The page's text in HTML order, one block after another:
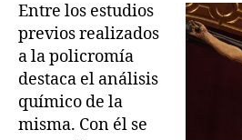
Entre los estudios
previos realizados
a la policromía
destaca el análisis
químico de la
misma. Con él se